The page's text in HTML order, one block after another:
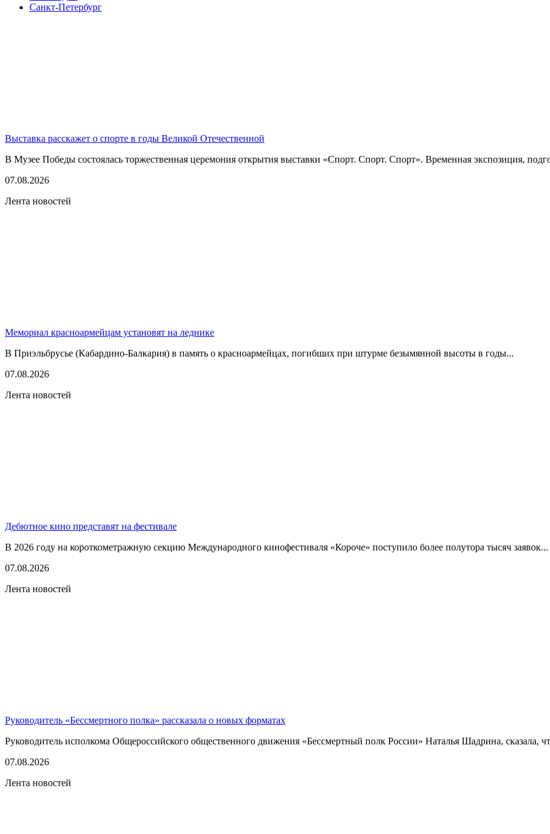
Санкт-Петербург
Выставка расскажет о спорте в годы Великой Отечественной
В Музее Победы состоялась торжественная церемония открытия выставки «Спорт. Спорт. Спорт». Временная экспозиция,
07.08.2026
Лента новостей
Мемориал красноармейцам установят на леднике
В Приэльбрусье (Кабардино-Балкария) в память о красноармейцах, погибших при штурме безымянной высоты в годы...
07.08.2026
Лента новостей
Дебютное кино представят на фестивале
В 2026 году на короткометражную секцию Международного кинофестиваля «Короче» поступило более полутора тысяч заявок...
07.08.2026
Лента новостей
Руководитель «Бессмертного полка» рассказала о новых форматах
Руководитель исполкома Общероссийского общественного движения «Бессмертный полк России» Наталья Шадрина, сказала,
07.08.2026
Лента новостей